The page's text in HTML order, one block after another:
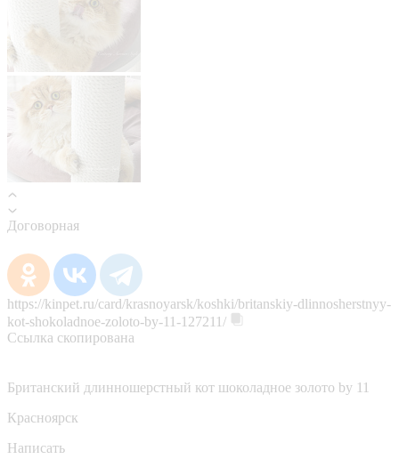
Договорная
https://kinpet.ru/card/krasnoyarsk/koshki/britanskiy-dlinnosherstnyy-
kot-shokoladnoe-zoloto-by-11-127211/
Ссылка скопирована
Британский длинношерстный кот шоколадное золото by 11
Красноярск
Написать